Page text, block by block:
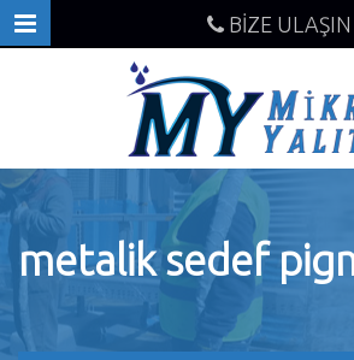
BİZE ULAŞIN
metalik sedef